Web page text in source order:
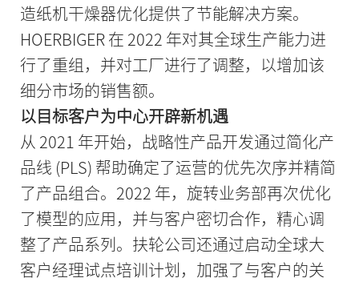
造纸机干燥器优化提供了节能解决方案。
HOERBIGER 在 2022 年对其全球生产能力进
行了重组，并对工厂进行了调整，以增加该
细分市场的销售额。
以目标客户为中心开辟新机遇
从 2021 年开始，战略性产品开发通过简化产
品线 (PLS) 帮助确定了运营的优先次序并精简
了产品组合。2022 年，旋转业务部再次优化
了模型的应用，并与客户密切合作，精心调
整了产品系列。扶轮公司还通过启动全球大
客户经理试点培训计划，加强了与客户的关